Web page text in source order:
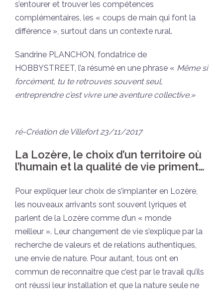
s’entourer et trouver les compétences
complémentaires, les « coups de main qui font la
différence », surtout dans un contexte rural.
Sandrine PLANCHON, fondatrice de
HOBBYSTREET, l’a résumé en une phrase « Même si
forcément, tu te retrouves souvent seul,
entreprendre c’est vivre une aventure collective.»
ré-Création de Villefort 23/11/2017
La Lozère, le choix d’un territoire où
l’humain et la qualité de vie priment…
Pour expliquer leur choix de s’implanter en Lozère,
les nouveaux arrivants sont souvent lyriques et
parlent de la Lozère comme d’un « monde
meilleur ». Leur changement de vie s’explique par la
recherche de valeurs et de relations authentiques,
une envie de nature. Pour autant, tous ont en
commun de reconnaitre que c’est par le travail qu’ils
ont réussi leur installation et que la nature seule ne